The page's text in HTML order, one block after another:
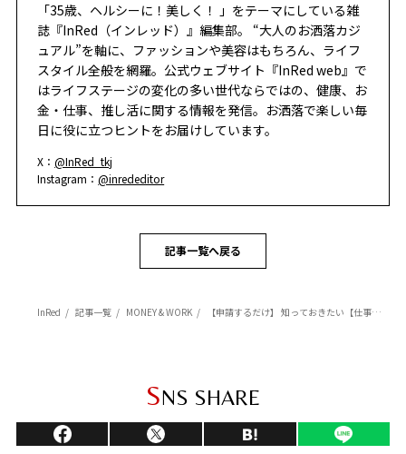
「35歳、ヘルシーに！美しく！ 」をテーマにしている雑
誌『InRed（インレッド）』編集部。 “大人のお洒落カジ
ュアル”を軸に、ファッションや美容はもちろん、ライフ
スタイル全般を網羅。公式ウェブサイト『InRed web』で
はライフステージの変化の多い世代ならではの、健康、お
金・仕事、推し活に関する情報を発信。お洒落で楽しい毎
日に役に立つヒントをお届けしています。
X：@InRed_tkj
Instagram：@inrededitor
記事一覧へ戻る
InRed 記事一覧 MONEY & WORK 【申請するだけ】 知っておきたい【仕事関係】の助成金＆補助金
SNS SHARE